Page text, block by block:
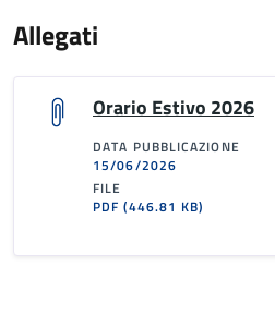
Allegati
Orario Estivo 2026
DATA PUBBLICAZIONE
15/06/2026
FILE
PDF(446.81 KB)